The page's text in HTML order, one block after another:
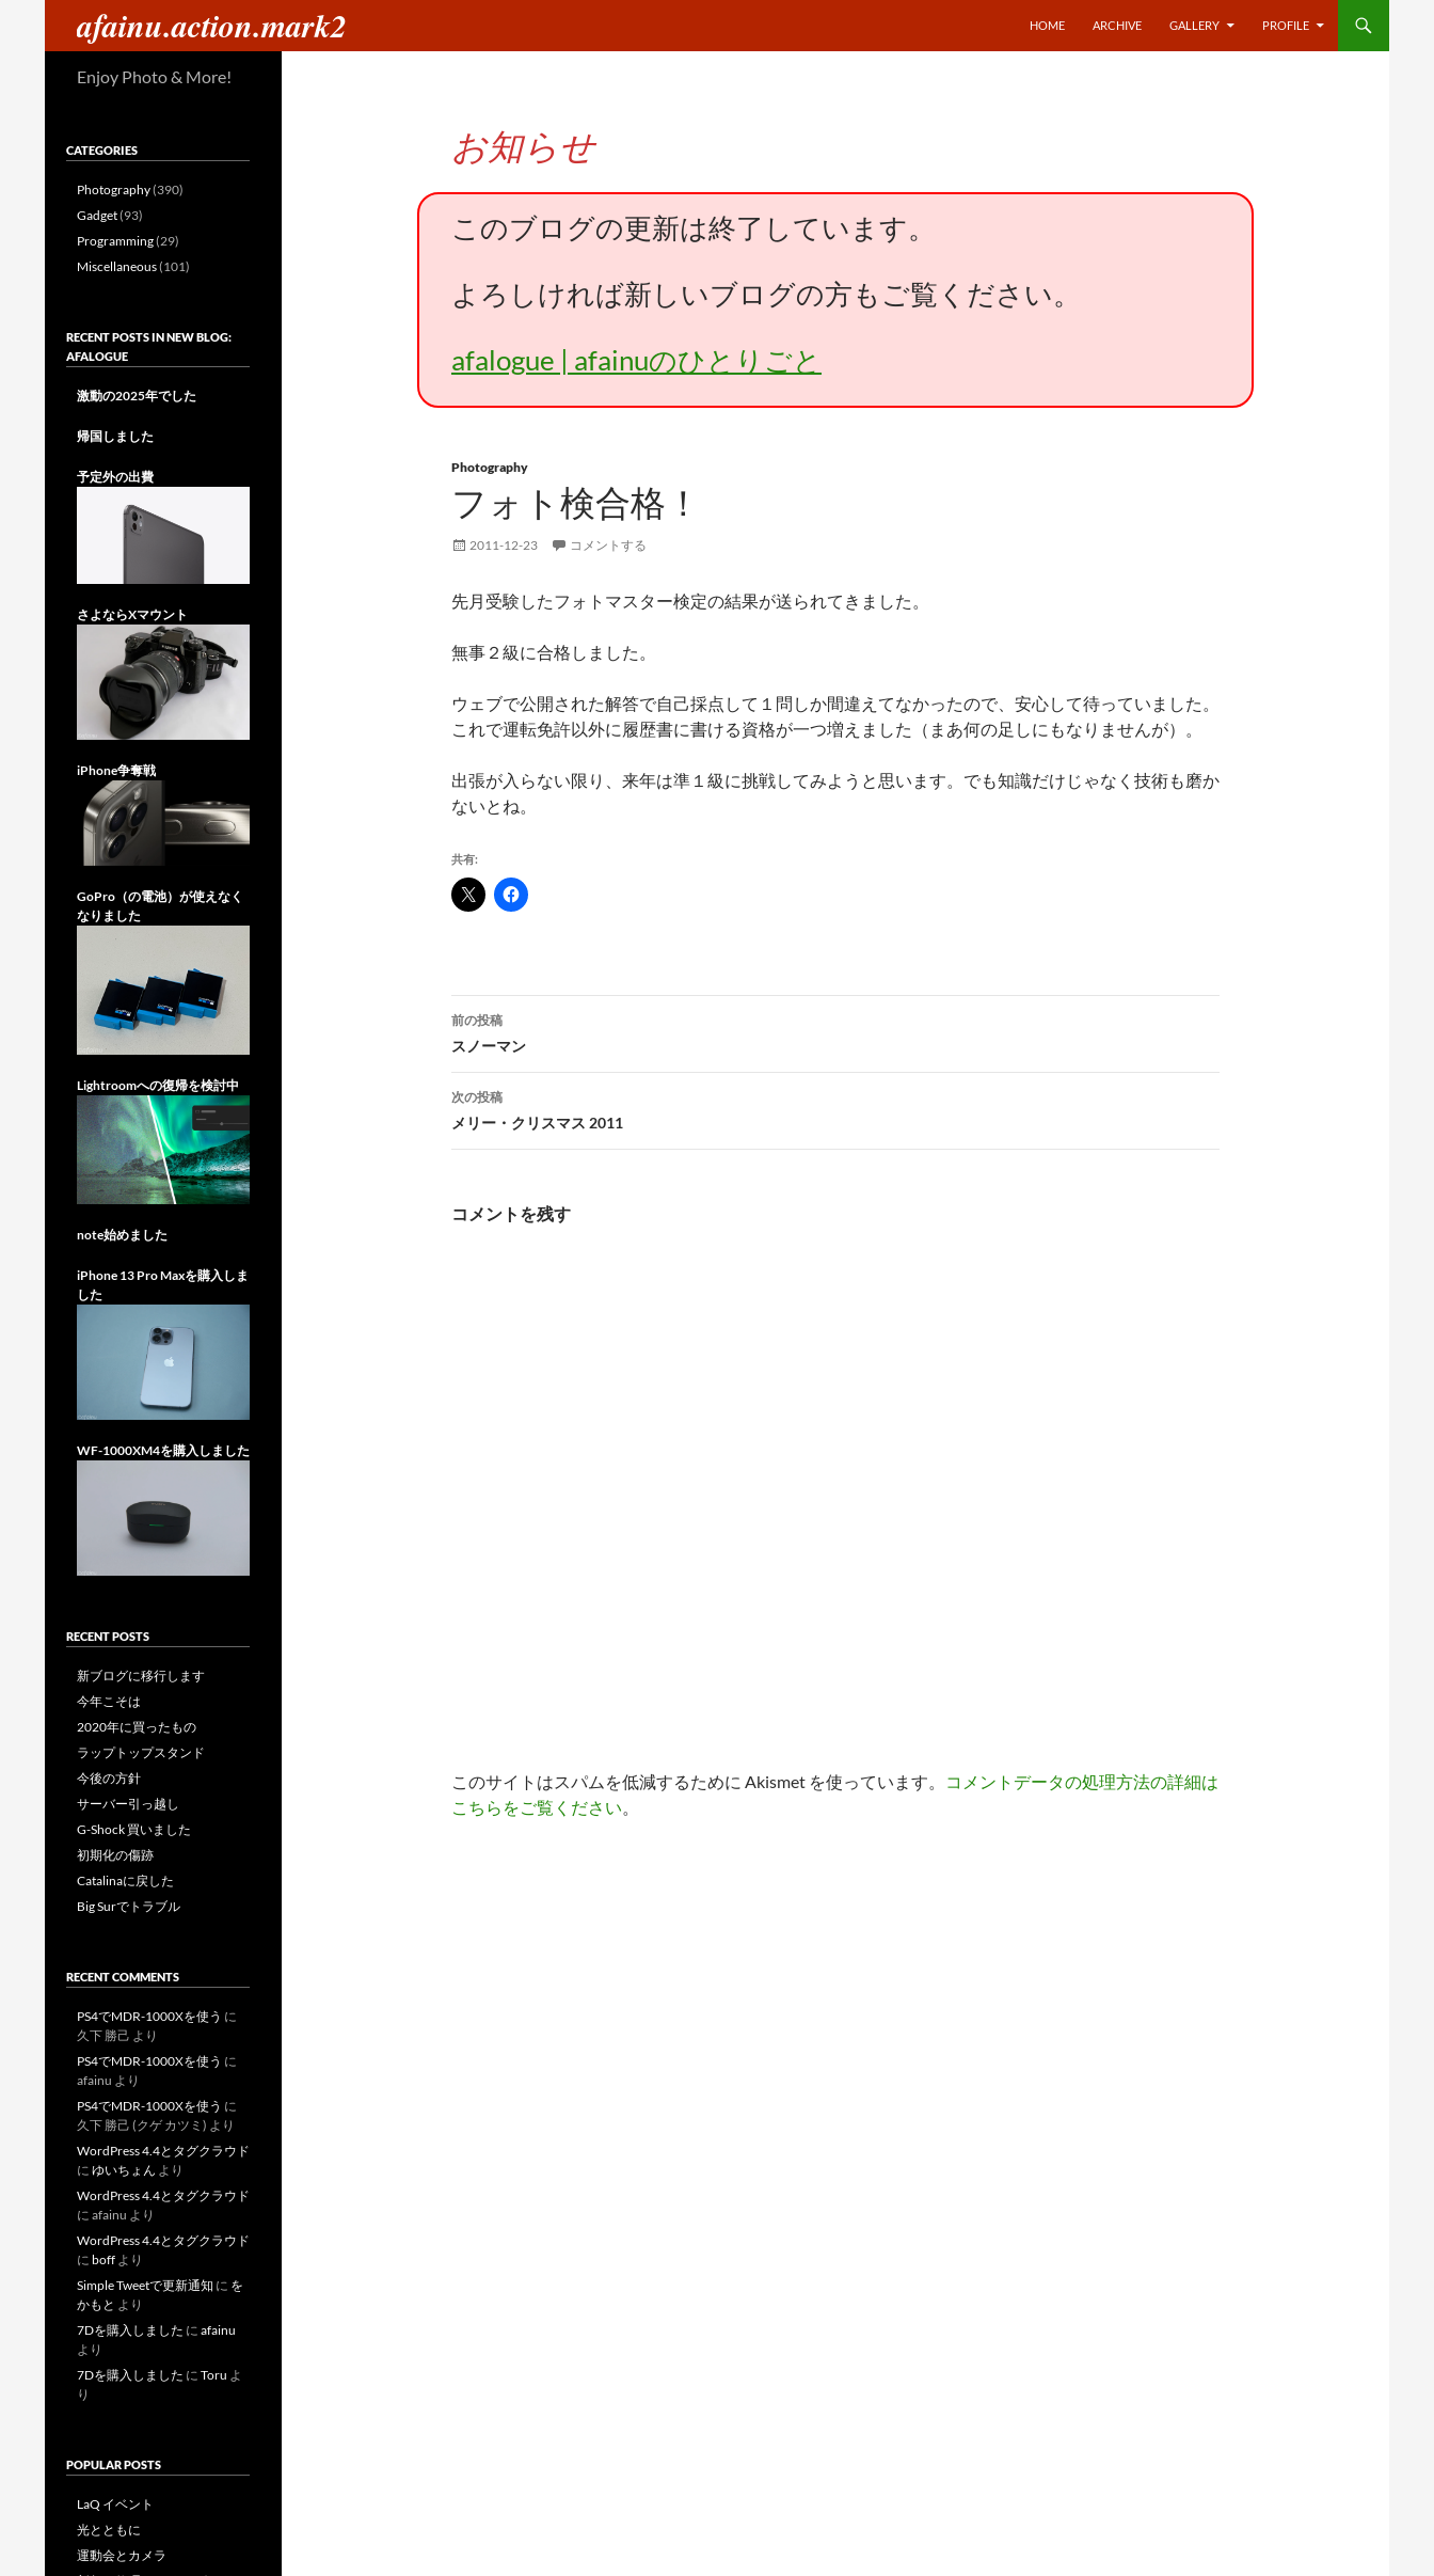
afainu.action.mark2 HOME ARCHIVE GALLERY PROFILE
お知らせ
このブログの更新は終了しています。
よろしければ新しいブログの方もご覧ください。
afalogue | afainuのひとりごと
Photography
フォト検合格！
2011-12-23 コメントする
先月受験したフォトマスター検定の結果が送られてきました。
無事２級に合格しました。
ウェブで公開された解答で自己採点して１問しか間違えてなかったので、安心して待っていました。
これで運転免許以外に履歴書に書ける資格が一つ増えました（まあ何の足しにもなりませんが）。
出張が入らない限り、来年は準１級に挑戦してみようと思います。でも知識だけじゃなく技術も磨か
ないとね。
共有:
投
稿
ナ
ビ
ゲ
前の投稿
スノーマン
次の投稿
メリー・クリスマス 2011
コメントを残す
このサイトはスパムを低減するために Akismet を使っています。
コメントデータの処理方法の詳細は
こちらをご覧ください。
Enjoy Photo & More!
CATEGORIES
Photography(390)
Gadget(93)
Programming(29)
Miscellaneous(101)
RECENT POSTS IN NEW BLOG:
AFALOGUE
激動の2025年でした
帰国しました
予定外の出費
さよならXマウント
iPhone争奪戦
GoPro（の電池）が使えなく
なりました
Lightroomへの復帰を検討中
note始めました
iPhone 13 Pro Maxを購入しま
した
WF-1000XM4を購入しました
RECENT POSTS
新ブログに移行します
今年こそは
2020年に買ったもの
ラップトップスタンド
今後の方針
サーバー引っ越し
G-Shock 買いました
初期化の傷跡
Catalinaに戻した
Big Surでトラブル
RECENT COMMENTS
PS4でMDR-1000Xを使う に
久下 勝己 より
PS4でMDR-1000Xを使う に
afainu より
PS4でMDR-1000Xを使う に
久下 勝己 (クゲ カツミ) より
WordPress 4.4とタグクラウド
に ゆいちょん より
WordPress 4.4とタグクラウド
に afainu より
WordPress 4.4とタグクラウド
に boff より
Simple Tweetで更新通知 に を
かもと より
7Dを購入しました に afainu
より
7Dを購入しました に Toru よ
り
POPULAR POSTS
LaQ イベント
光とともに
運動会とカメラ